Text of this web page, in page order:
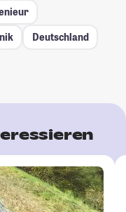
Deutschland